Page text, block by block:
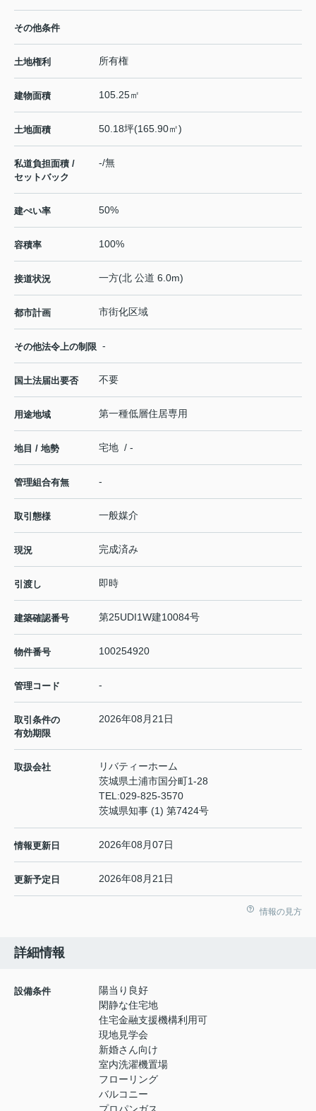
その他条件
土地権利 所有権
建物面積 105.25㎡
土地面積 50.18坪(165.90㎡)
私道負担面積 /
セットバック
-/無
建ぺい率 50%
容積率 100%
接道状況 一方(北 公道 6.0m)
都市計画 市街化区域
その他法令上の制限 -
国土法届出要否 不要
用途地域 第一種低層住居専用
地目 / 地勢 宅地 / -
管理組合有無 -
取引態様 一般媒介
現況 完成済み
引渡し 即時
建築確認番号 第25UDI1W建10084号
物件番号 100254920
管理コード -
取引条件の
有効期限
2026年08月21日
取扱会社
リバティーホーム
茨城県土浦市国分町1-28
TEL:029-825-3570
茨城県知事 (1) 第7424号
情報更新日 2026年08月07日
更新予定日 2026年08月21日
情報の見方
詳細情報
設備条件
陽当り良好
閑静な住宅地
住宅金融支援機構利用可
現地見学会
新婚さん向け
室内洗濯機置場
フローリング
バルコニー
プロパンガス